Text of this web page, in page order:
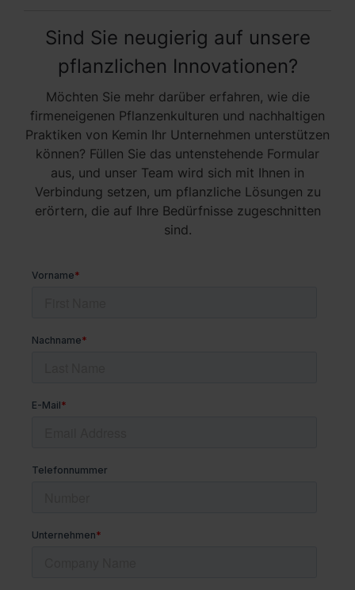
Sind Sie neugierig auf unsere
pflanzlichen Innovationen?
Möchten Sie mehr darüber erfahren, wie die
firmeneigenen Pflanzenkulturen und nachhaltigen
Praktiken von Kemin Ihr Unternehmen unterstützen
können? Füllen Sie das untenstehende Formular
aus, und unser Team wird sich mit Ihnen in
Verbindung setzen, um pflanzliche Lösungen zu
erörtern, die auf Ihre Bedürfnisse zugeschnitten
sind.